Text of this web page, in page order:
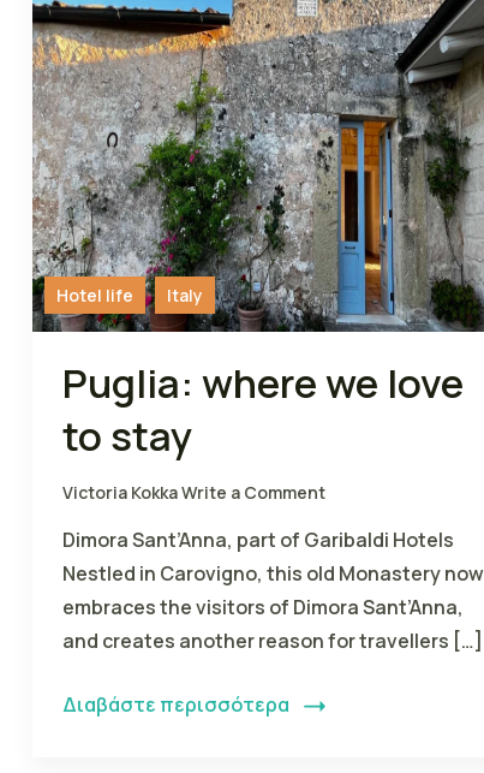
Hotel life Italy
Puglia: where we love
to stay
Victoria KokkaWrite a Comment
Dimora Sant’Anna, part of Garibaldi Hotels
Nestled in Carovigno, this old Monastery now
embraces the visitors of Dimora Sant’Anna,
and creates another reason for travellers […]
Διαβάστε περισσότερα